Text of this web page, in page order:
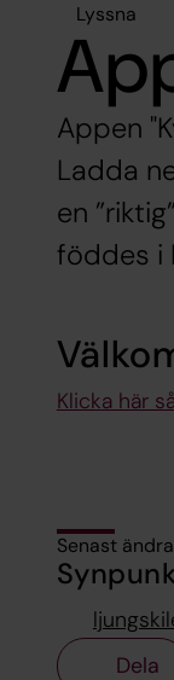
Lyssna
Appen
Ladda
en
föddes i
Klicka här
Senast
Dela